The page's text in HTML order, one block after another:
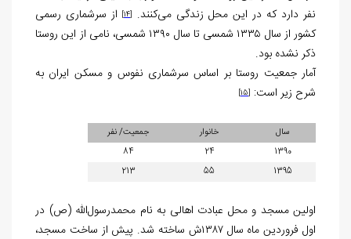
نفر دارد که در این محل زندگی می‌کنند. [14]
از سرشماری رسمی
کشور از سال ۱۳۳۵ شمسی تا سال ۱۳۹۰ شمسی، نامی از این روستا
ذکر نشده بود.
آمار جمعیت روستا بر اساس سرشماری نفوس و مسکن ایران به
شرح زیر است: [15]
سال خانوار
جمعیت/ نفر
1390
24
84
1395
55
213
اولین مسجد و محل عبادت اهالی به نام محمدرسول‌الله (ص) در
اول فروردین ماه سال ۱۳۸۷ش ساخته شد. پیش از ساخت مسجد،